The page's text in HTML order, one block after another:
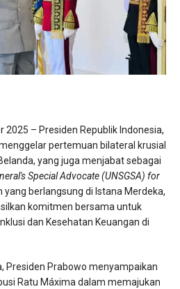
2025 – Presiden Republik Indonesia,
pertemuan bilateral krusial
yang juga menjabat sebagai
Special Advocate (UNSGSA) for
yang berlangsung di Istana Merdeka,
komitmen bersama untuk
dan Kesehatan Keuangan di
Presiden Prabowo menyampaikan
Ratu Máxima dalam memajukan